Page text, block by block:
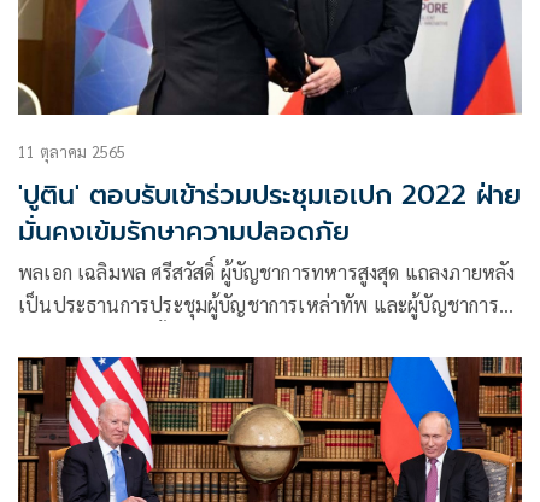
11 ตุลาคม 2565
'ปูติน' ตอบรับเข้าร่วมประชุมเอเปก 2022 ฝ่าย
มั่นคงเข้มรักษาความปลอดภัย
พลเอก เฉลิมพล ศรีสวัสดิ์ ผู้บัญชาการทหารสูงสุด แถลงภายหลัง
เป็นประธานการประชุมผู้บัญชาการเหล่าทัพ และผู้บัญชาการ
พร้อมใน